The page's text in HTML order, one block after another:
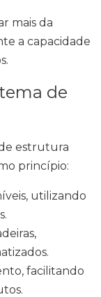
mais da
a capacidade
de
estrutura
princípio:
utilizando
facilitando